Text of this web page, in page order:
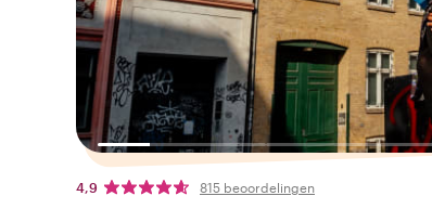
4,9 815 beoordelingen